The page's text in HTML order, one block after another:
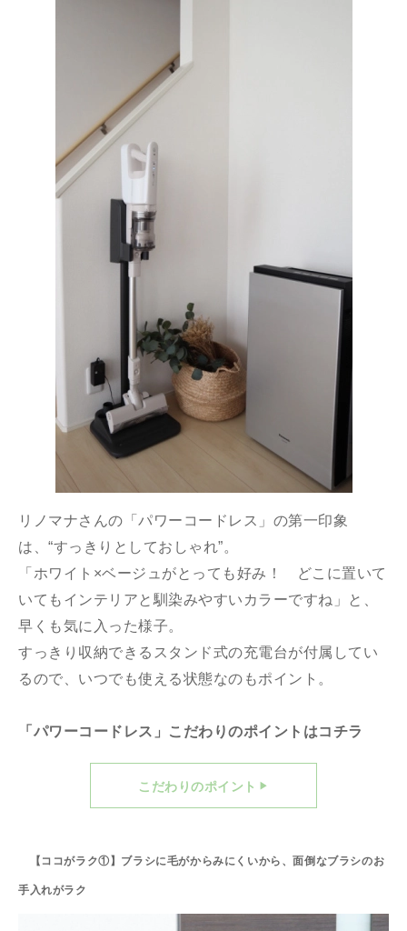
リノマナさんの「パワーコードレス」の第一印象
は、“すっきりとしておしゃれ”。
「ホワイト×ベージュがとっても好み！ どこに置いて
いてもインテリアと馴染みやすいカラーですね」と、
早くも気に入った様子。
すっきり収納できるスタンド式の充電台が付属してい
るので、いつでも使える状態なのもポイント。
「パワーコードレス」こだわりのポイントはコチラ
こだわりのポイント
【ココがラク①】ブラシに毛がからみにくいから、面倒なブラシのお
手入れがラク